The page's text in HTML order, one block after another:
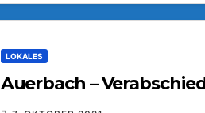
LOKALES
Auerbach –